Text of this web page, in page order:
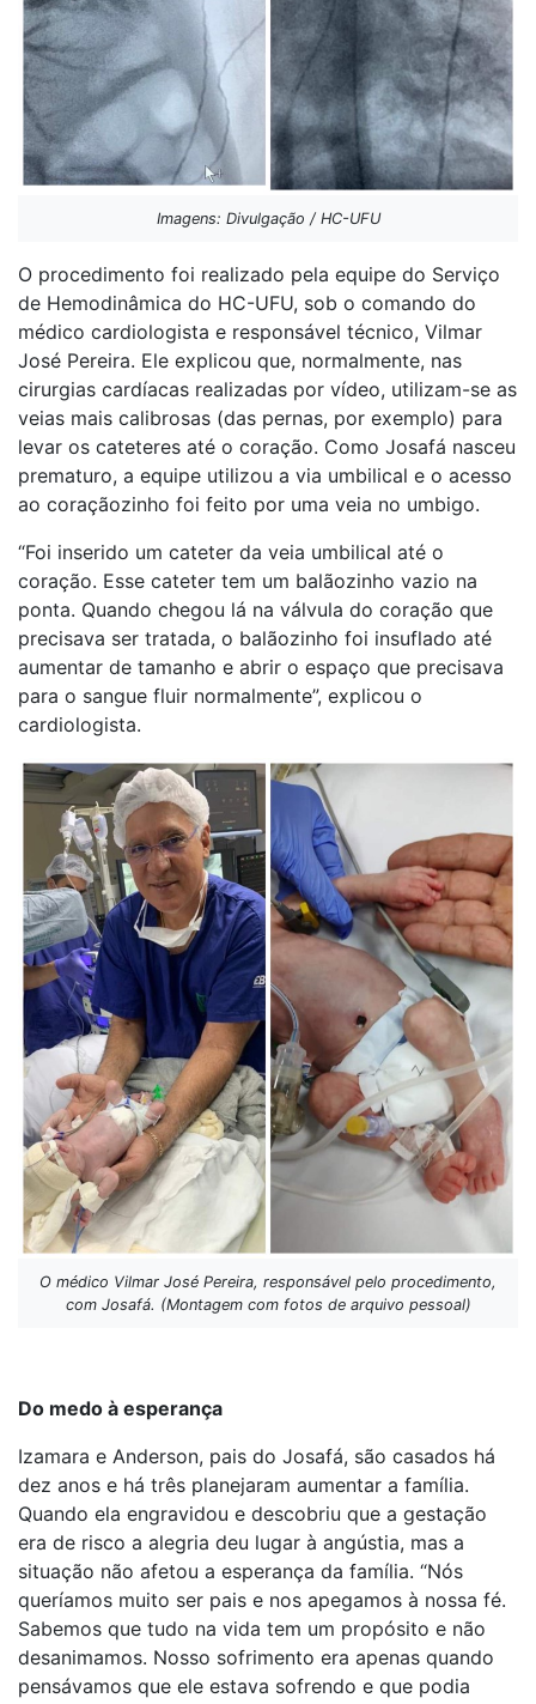
Imagens: Divulgação / HC-UFU
O procedimento foi realizado pela equipe do Serviço
de Hemodinâmica do HC-UFU, sob o comando do
médico cardiologista e responsável técnico, Vilmar
José Pereira. Ele explicou que, normalmente, nas
cirurgias cardíacas realizadas por vídeo, utilizam-se as
veias mais calibrosas (das pernas, por exemplo) para
levar os cateteres até o coração. Como Josafá nasceu
prematuro, a equipe utilizou a via umbilical e o acesso
ao coraçãozinho foi feito por uma veia no umbigo.
“Foi inserido um cateter da veia umbilical até o
coração. Esse cateter tem um balãozinho vazio na
ponta. Quando chegou lá na válvula do coração que
precisava ser tratada, o balãozinho foi insuflado até
aumentar de tamanho e abrir o espaço que precisava
para o sangue fluir normalmente”, explicou o
cardiologista.
O médico Vilmar José Pereira, responsável pelo procedimento,
com Josafá. (Montagem com fotos de arquivo pessoal)
Do medo à esperança
Izamara e Anderson, pais do Josafá, são casados há
dez anos e há três planejaram aumentar a família.
Quando ela engravidou e descobriu que a gestação
era de risco a alegria deu lugar à angústia, mas a
situação não afetou a esperança da família. “Nós
queríamos muito ser pais e nos apegamos à nossa fé.
Sabemos que tudo na vida tem um propósito e não
desanimamos. Nosso sofrimento era apenas quando
pensávamos que ele estava sofrendo e que podia